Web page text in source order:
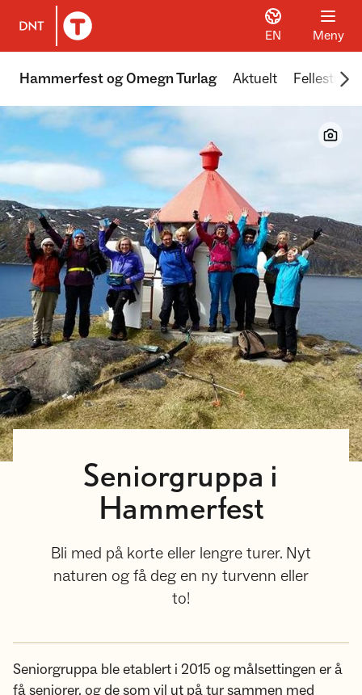
Til DNT.no forside
EN Meny
Hammerfest og Omegn Turlag Aktuelt
Seniorgruppa i
Hammerfest
Bli med på korte eller lengre turer. Nyt
naturen og få deg en ny turvenn eller
to!
Seniorgruppa ble etablert i 2015 og målsettingen er å
få seniorer, og de som vil ut på tur sammen med